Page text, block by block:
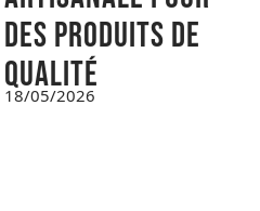
des produits de
qualité
18/05/2026